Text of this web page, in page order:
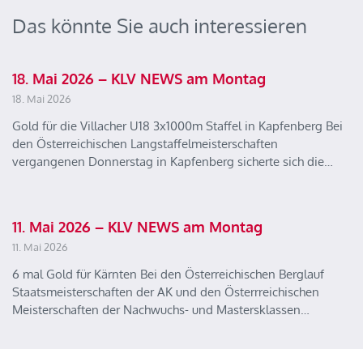
Das könnte Sie auch interessieren
18. Mai 2026 – KLV NEWS am Montag
18. Mai 2026
Gold für die Villacher U18 3x1000m Staffel in Kapfenberg Bei
den Österreichischen Langstaffelmeisterschaften
vergangenen Donnerstag in Kapfenberg sicherte sich die…
11. Mai 2026 – KLV NEWS am Montag
11. Mai 2026
6 mal Gold für Kärnten Bei den Österreichischen Berglauf
Staatsmeisterschaften der AK und den Österrreichischen
Meisterschaften der Nachwuchs- und Mastersklassen…